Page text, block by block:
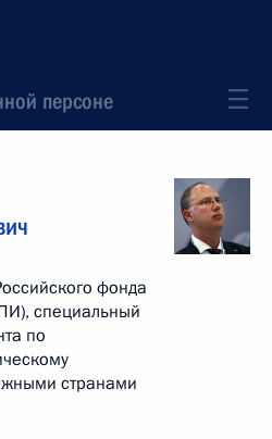
персоне
фонда
специальный
по
странами